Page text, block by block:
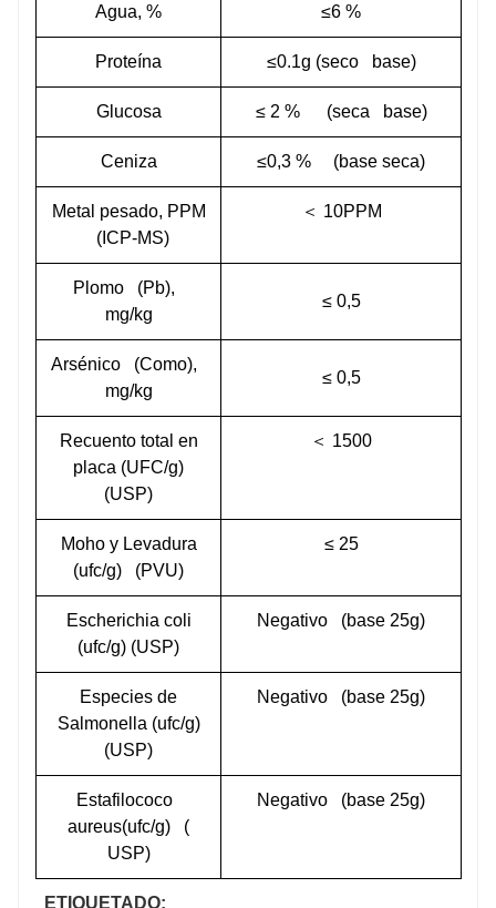
Agua, % ≤6 %
Proteína ≤0.1g (seco base)
Glucosa ≤ 2 % (seca base)
Ceniza ≤0,3 % (base seca)
Metal pesado, PPM
(ICP-MS)
＜ 10PPM
Plomo
(Pb),
mg/kg
≤ 0,5
Arsénico
(Como),
mg/kg
≤ 0,5
Recuento total en
placa (UFC/g)
(USP)
＜ 1500
Moho y Levadura
(ufc/g)
(PVU)
≤ 25
Escherichia coli
(ufc/g) (USP)
Negativo (base 25g)
Especies de
Salmonella (ufc/g)
(USP)
Negativo (base 25g)
Estafilococo
aureus(ufc/g)
(
USP)
Negativo (base 25g)
ETIQUETADO: